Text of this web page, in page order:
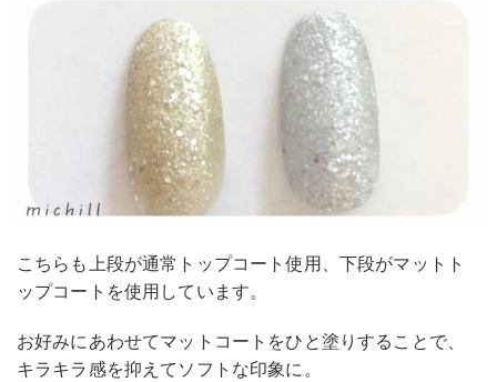
こちらも上段が通常トップコート使用、下段がマットト
ップコートを使用しています。
お好みにあわせてマットコートをひと塗りすることで、
キラキラ感を抑えてソフトな印象に。